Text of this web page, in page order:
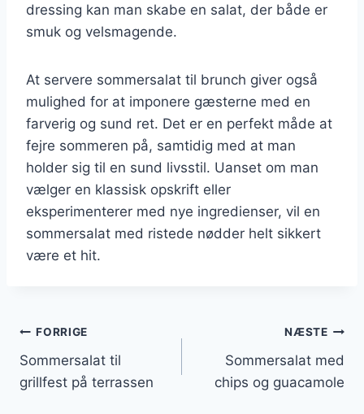
dressing kan man skabe en salat, der både er
smuk og velsmagende.
At servere sommersalat til brunch giver også
mulighed for at imponere gæsterne med en
farverig og sund ret. Det er en perfekt måde at
fejre sommeren på, samtidig med at man
holder sig til en sund livsstil. Uanset om man
vælger en klassisk opskrift eller
eksperimenterer med nye ingredienser, vil en
sommersalat med ristede nødder helt sikkert
være et hit.
Indlægsnavigation
FORRIGE
Sommersalat til
grillfest på terrassen
NÆSTE
Sommersalat med
chips og guacamole